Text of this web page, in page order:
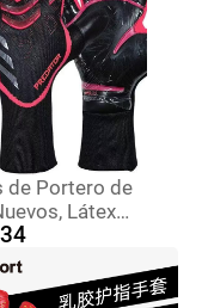
de Portero de
Látex
para
y Partidos